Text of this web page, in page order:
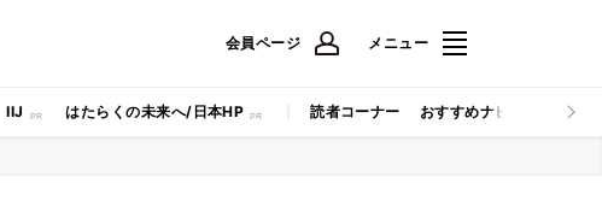
会員ページ メニュー
IIJ はたらくの未来へ/日本HP 読者コーナー おすすめナビ マイナビ